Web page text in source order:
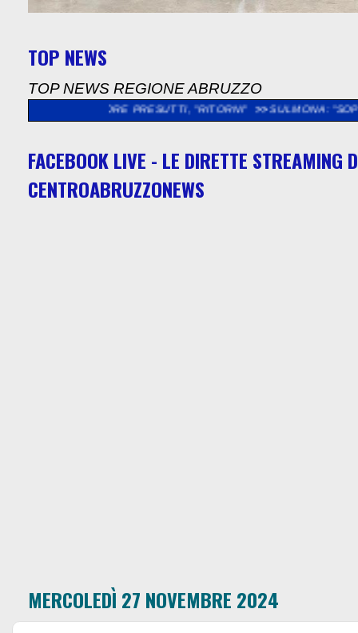
TOP NEWS
TOP NEWS REGIONE ABRUZZO
PRESUTTI, "RITORNI" >> SULMONA: "SOPRALLUOGO
FACEBOOK LIVE - LE DIRETTE STREAMING
CENTROABRUZZONEWS
MERCOLEDÌ 27 NOVEMBRE 2024